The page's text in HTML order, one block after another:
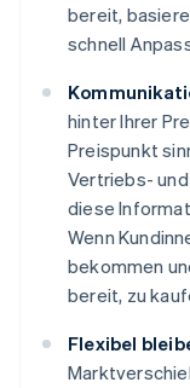
bereit,
schnell
hinter Ihrer
Preispunkt
Vertriebs-
diese
Wenn
bekommen
bereit, zu
Flexibel